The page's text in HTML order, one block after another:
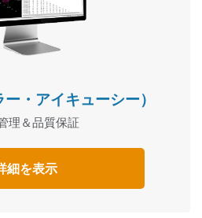
・アイキューシー）
理＆品質保証
細を表示